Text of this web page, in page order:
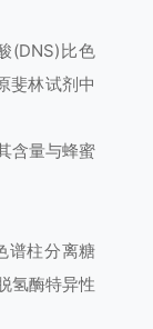
比色
斐林试剂中
含量与蜂蜜
柱分离糖
氢酶特异性